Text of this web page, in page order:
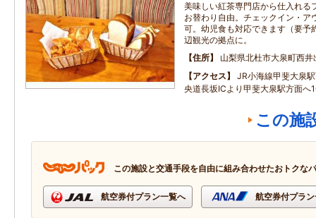
美味しい紅茶専門店から仕入れる
お替わり自由。チェックイン・ア
可。幼児食も対応できます（要予
辺観光の拠点に。
住所
山梨県北杜市大泉町西
アクセス
JR小海線甲斐大泉
央道長坂ICより甲斐大泉駅方面へ
この施
この施設と交通手段を自由に組み合わせたおトクな
航空券付プラン一覧へ 航空券付プラ